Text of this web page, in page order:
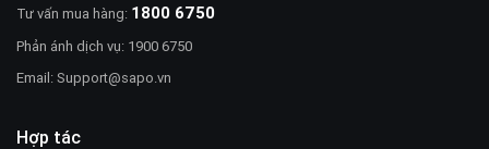
Tư vấn mua hàng: 1800 6750
Phản ánh dịch vụ: 1900 6750
Email:Support@sapo.vn
Hợp tác